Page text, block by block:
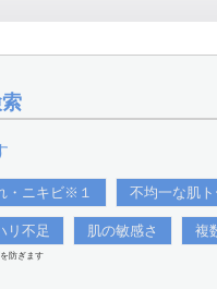
・ニキビ※１ 不均一な肌ト
リ不足 肌の敏感さ 複
防ぎます